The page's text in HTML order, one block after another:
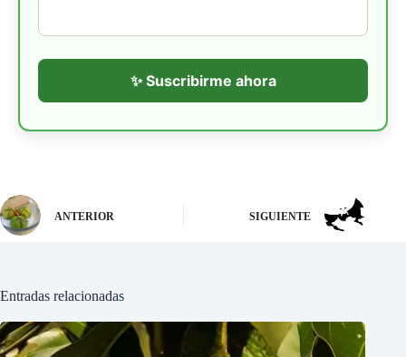
✨ Suscribirme ahora
ANTERIOR SIGUIENTE
Entradas relacionadas